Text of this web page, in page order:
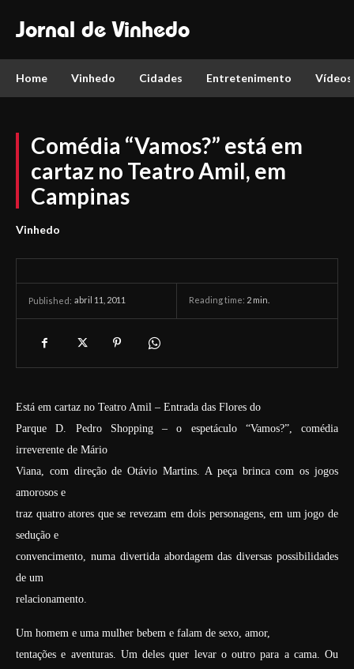
Jornal de Vinhedo
Home Vinhedo Cidades Entretenimento Vídeos
Comédia “Vamos?” está em
cartaz no Teatro Amil, em
Campinas
Vinhedo
Published: abril 11, 2011 Reading time: 2 min.
Está em cartaz no Teatro Amil – Entrada das Flores do
Parque D. Pedro Shopping – o espetáculo “Vamos?”, comédia
irreverente de Mário
Viana, com direção de Otávio Martins. A peça brinca com os jogos
amorosos e
traz quatro atores que se revezam em dois personagens, em um jogo de
sedução e
convencimento, numa divertida abordagem das diversas possibilidades
de um
relacionamento.
Um homem e uma mulher bebem e falam de sexo, amor,
tentações e aventuras. Um deles quer levar o outro para a cama. Ou